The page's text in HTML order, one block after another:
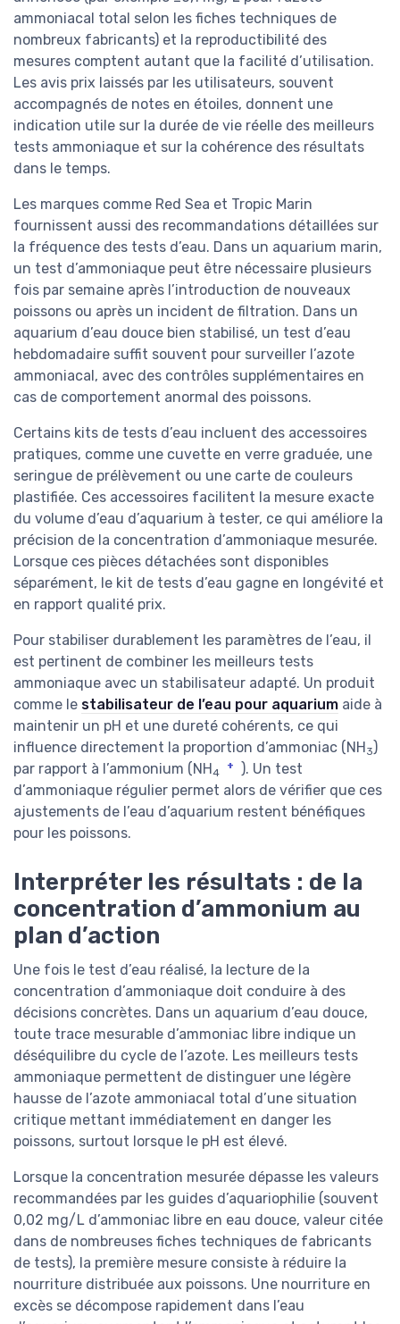
ammoniacal total selon les fiches techniques de
nombreux fabricants) et la reproductibilité des
mesures comptent autant que la facilité d’utilisation.
Les avis prix laissés par les utilisateurs, souvent
accompagnés de notes en étoiles, donnent une
indication utile sur la durée de vie réelle des meilleurs
tests ammoniaque et sur la cohérence des résultats
dans le temps.
Les marques comme Red Sea et Tropic Marin
fournissent aussi des recommandations détaillées sur
la fréquence des tests d’eau. Dans un aquarium marin,
un test d’ammoniaque peut être nécessaire plusieurs
fois par semaine après l’introduction de nouveaux
poissons ou après un incident de filtration. Dans un
aquarium d’eau douce bien stabilisé, un test d’eau
hebdomadaire suffit souvent pour surveiller l’azote
ammoniacal, avec des contrôles supplémentaires en
cas de comportement anormal des poissons.
Certains kits de tests d’eau incluent des accessoires
pratiques, comme une cuvette en verre graduée, une
seringue de prélèvement ou une carte de couleurs
plastifiée. Ces accessoires facilitent la mesure exacte
du volume d’eau d’aquarium à tester, ce qui améliore la
précision de la concentration d’ammoniaque mesurée.
Lorsque ces pièces détachées sont disponibles
séparément, le kit de tests d’eau gagne en longévité et
en rapport qualité prix.
Pour stabiliser durablement les paramètres de l’eau, il
est pertinent de combiner les meilleurs tests
ammoniaque avec un stabilisateur adapté. Un produit
comme le stabilisateur de l’eau pour aquarium aide à
maintenir un pH et une dureté cohérents, ce qui
influence directement la proportion d’ammoniac (NH 3 )
par rapport à l’ammonium (NH 4
+
). Un test
d’ammoniaque régulier permet alors de vérifier que ces
ajustements de l’eau d’aquarium restent bénéfiques
pour les poissons.
Interpréter les résultats : de la
concentration d’ammonium au
plan d’action
Une fois le test d’eau réalisé, la lecture de la
concentration d’ammoniaque doit conduire à des
décisions concrètes. Dans un aquarium d’eau douce,
toute trace mesurable d’ammoniac libre indique un
déséquilibre du cycle de l’azote. Les meilleurs tests
ammoniaque permettent de distinguer une légère
hausse de l’azote ammoniacal total d’une situation
critique mettant immédiatement en danger les
poissons, surtout lorsque le pH est élevé.
Lorsque la concentration mesurée dépasse les valeurs
recommandées par les guides d’aquariophilie (souvent
0,02 mg/L d’ammoniac libre en eau douce, valeur citée
dans de nombreuses fiches techniques de fabricants
de tests), la première mesure consiste à réduire la
nourriture distribuée aux poissons. Une nourriture en
excès se décompose rapidement dans l’eau